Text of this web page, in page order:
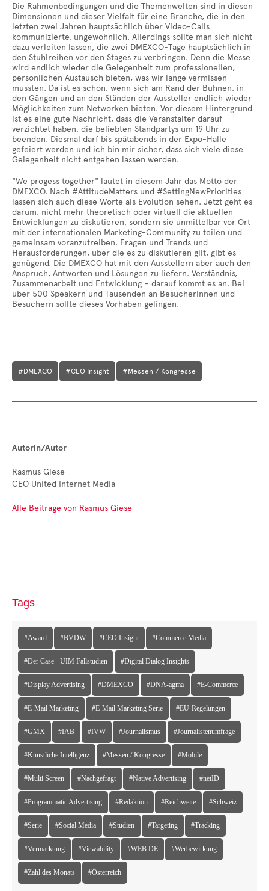
Die Rahmenbedingungen und die Themenwelten sind in diesen
Dimensionen und dieser Vielfalt für eine Branche, die in den
letzten zwei Jahren hauptsächlich über Video-Calls
kommunizierte, ungewöhnlich. Allerdings sollte man sich nicht
dazu verleiten lassen, die zwei DMEXCO-Tage hauptsächlich in
den Stuhlreihen vor den Stages zu verbringen. Denn die Messe
wird endlich wieder die Gelegenheit zum professionellen,
persönlichen Austausch bieten, was wir lange vermissen
mussten. Da ist es schön, wenn sich am Rand der Bühnen, in
den Gängen und an den Ständen der Aussteller endlich wieder
Möglichkeiten zum Networken bieten. Vor diesem Hintergrund
ist es eine gute Nachricht, dass die Veranstalter darauf
verzichtet haben, die beliebten Standpartys um 19 Uhr zu
beenden. Diesmal darf bis spätabends in der Expo-Halle
gefeiert werden und ich bin mir sicher, dass sich viele diese
Gelegenheit nicht entgehen lassen werden.
"We progess together" lautet in diesem Jahr das Motto der
DMEXCO. Nach #AttitudeMatters und #SettingNewPriorities
lassen sich auch diese Worte als Evolution sehen. Jetzt geht es
darum, nicht mehr theoretisch oder virtuell die aktuellen
Entwicklungen zu diskutieren, sondern sie unmittelbar vor Ort
mit der internationalen Marketing-Community zu teilen und
gemeinsam voranzutreiben. Fragen und Trends und
Herausforderungen, über die es zu diskutieren gilt, gibt es
genügend. Die DMEXCO hat mit den Ausstellern aber auch den
Anspruch, Antworten und Lösungen zu liefern. Verständnis,
Zusammenarbeit und Entwicklung – darauf kommt es an. Bei
über 500 Speakern und Tausenden an Besucherinnen und
Besuchern sollte dieses Vorhaben gelingen.
#DMEXCO #CEO Insight #Messen / Kongresse
Autorin/Autor
Rasmus Giese
CEO United Internet Media
Alle Beiträge von Rasmus Giese
Tags
#Award #BVDW #CEO Insight #Commerce Media
#Der Case - UIM Fallstudien #Digital Dialog Insights
#Display Advertising #DMEXCO #DNA-agma #E-Commerce
#E-Mail Marketing #E-Mail Marketing Serie #EU-Regelungen
#GMX #IAB #IVW #Journalismus #Journalistenumfrage
#Künstliche Intelligenz #Messen / Kongresse #Mobile
#Multi Screen #Nachgefragt #Native Advertising #netID
#Programmatic Advertising #Redaktion #Reichweite #Schweiz
#Serie #Social Media #Studien #Targeting #Tracking
#Vermarktung #Viewability #WEB.DE #Werbewirkung
#Zahl des Monats #Österreich